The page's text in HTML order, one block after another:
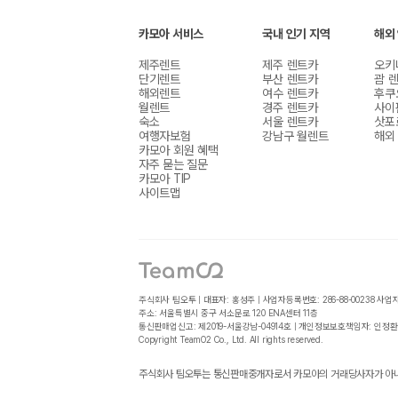
카모아 서비스
제주렌트
단기렌트
해외렌트
월렌트
숙소
여행자보험
카모아 회원 혜택
자주 묻는 질문
카모아 TIP
사이트맵
국내 인기 지역
제주 렌트카
부산 렌트카
여수 렌트카
경주 렌트카
서울 렌트카
강남구 월렌트
해외
오
괌
후쿠
사
삿
해외
주식회사 팀오투 | 대표자: 홍성주 | 사업자등록번호: 286-88-00238 사업
주소: 서울특별시 중구 서소문로 120 ENA센터 11층
통신판매업신고: 제2019-서울강남-04914호 | 개인정보보호책임자: 인정환
Copyright TeamO2 Co., Ltd. All rights reserved.
주식회사 팀오투는 통신판매중개자로서 카모아의 거래당사자가